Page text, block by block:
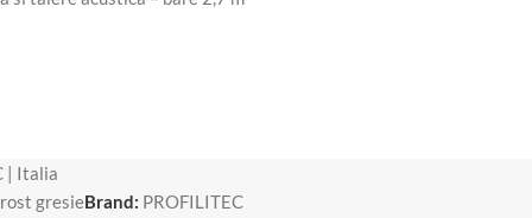
| Italia
rost gresieBrand: PROFILITEC